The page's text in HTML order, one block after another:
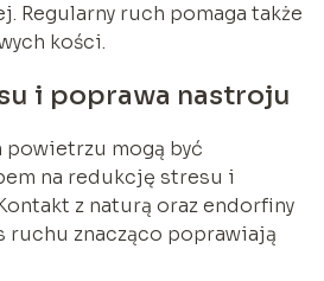
Regularny ruch pomaga także
kości.
i poprawa nastroju
powietrzu mogą być
na redukcję stresu i
z naturą oraz endorfiny
ruchu znacząco poprawiają